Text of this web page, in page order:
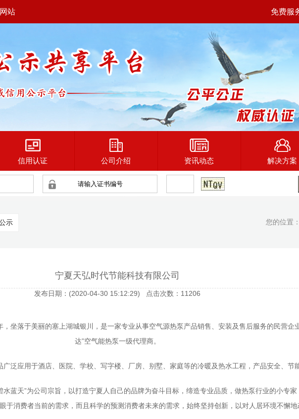
站 免费服
信用认证 公司介绍 资讯动态 解决方案
您的位置：
示
宁夏天弘时代节能科技有限公司
发布日期：(2020-04-30 15:12:29) 点击次数：11206
，坐落于美丽的塞上湖城银川，是一家专业从事空气源热泵产品销售、安装及售后服务的民营企
达”空气能热泵一级代理商。
泛应用于酒店、医院、学校、写字楼、厂房、别墅、家庭等的冷暖及热水工程，产品安全、节
蓝天”为公司宗旨，以打造宁夏人自己的品牌为奋斗目标，缔造专业品质，做热泵行业的小专
于消费者当前的需求，而且科学的预测消费者未来的需求，始终坚持创新，以对人居环境不懈地